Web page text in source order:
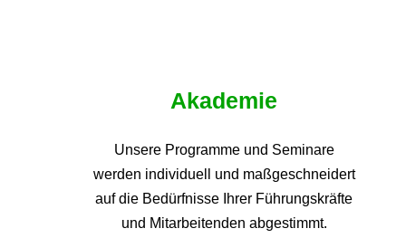
Akademie
Unsere Programme und Seminare
werden individuell und maßgeschneidert
auf die Bedürfnisse Ihrer Führungskräfte
und Mitarbeitenden abgestimmt.